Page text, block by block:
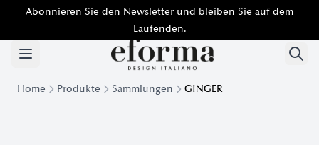
Abonnieren Sie den Newsletter und bleiben Sie auf dem
Laufenden.
Home Produkte Sammlungen GINGER